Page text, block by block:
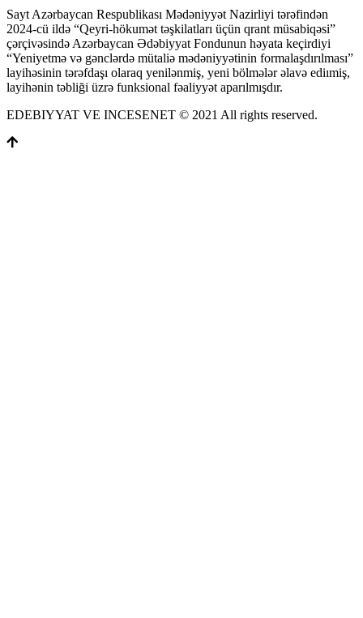
Sayt Azərbaycan Respublikası Mədəniyyət Nazirliyi tərəfindən
2024-cü ildə “Qeyri-hökumət təşkilatları üçün qrant müsabiqəsi”
çərçivəsində Azərbaycan Ədəbiyyat Fondunun həyata keçirdiyi
“Yeniyetmə və gənclərdə mütaliə mədəniyyətinin formalaşdırılması”
layihəsinin tərəfdaşı olaraq yenilənmiş, yeni bölmələr əlavə ediımiş,
layihənin təbliği üzrə funksional fəaliyyət aparılmışdır.
EDEBIYYAT VE INCESENET © 2021 All rights reserved.